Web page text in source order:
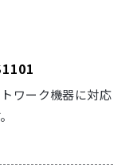
ワーク機器に対応